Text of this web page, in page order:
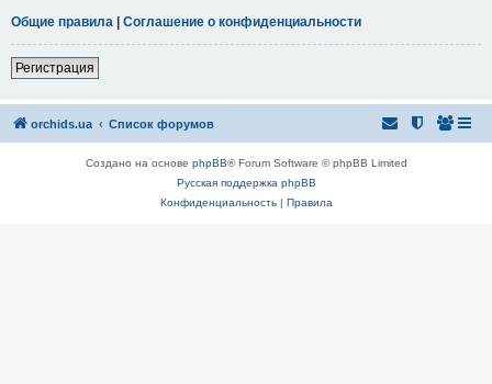
Общие правила | Соглашение о конфиденциальности
Регистрация
orchids.ua Список форумов
Создано на основе phpBB® Forum Software © phpBB Limited
Русская поддержка phpBB
Конфиденциальность| Правила